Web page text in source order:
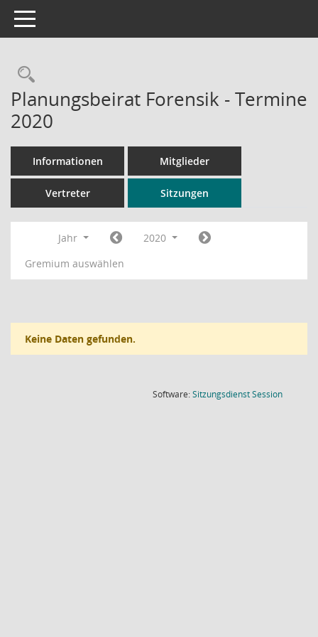
Toggle navigation
Rechercheauswahl
Planungsbeirat Forensik - Termine
2020
Informationen Mitglieder
Vertreter Sitzungen
Jahr
2020
Gremium auswählen
Keine Daten gefunden.
Software:SitzungsdienstSession(Wird in